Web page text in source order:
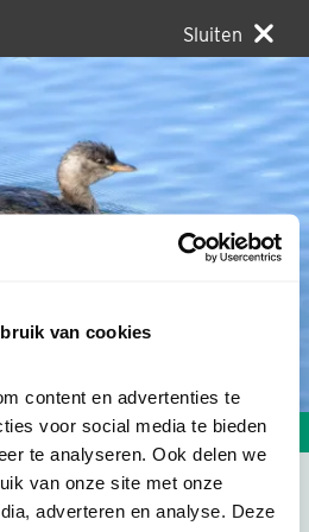
van cookies
content en advertenties te
voor social media te bieden
te analyseren. Ook delen we
van onze site met onze
adverteren en analyse. Deze
Sluiten
Vorige foto